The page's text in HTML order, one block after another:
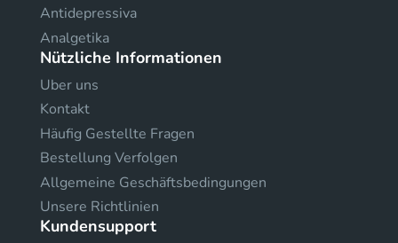
Antidepressiva
Analgetika
Nützliche Informationen
Uber uns
Kontakt
Häufig Gestellte Fragen
Bestellung Verfolgen
Allgemeine Geschäftsbedingungen
Unsere Richtlinien
Kundensupport